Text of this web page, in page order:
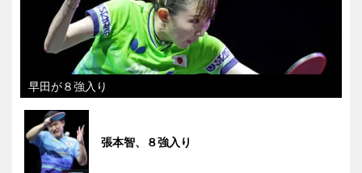
早田が８強入り
張本智、８強入り